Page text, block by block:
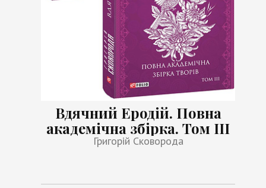
Вдячний Еродій. Повна
академічна збірка. Том ІІІ
Григорій Сковорода